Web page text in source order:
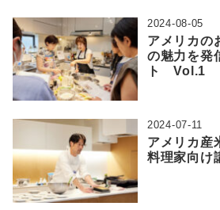
2024-08-05
アメリカの
の魅力を発
ト Vol.1
2024-07-11
アメリカ産
料理家向け